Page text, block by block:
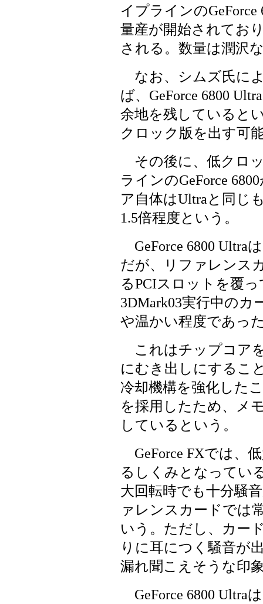
イプラインの
量産が開始されてお
される。数量は潤沢
なお、シムズ氏に
ば、GeForce 6800
余地を残していると
クロック版を出す可
その後に、低クロ
ラインのGeForce
ア自体はUltraと同じ
1.5倍程度という。
GeForce 6800 Ultra
だが、リファレンス
るPCIスロットを覆
3DMark03実行中の
や温かい程度であっ
これはチップコア
にむき出しにするこ
冷却機構を強化した
を採用したため、メ
しているという。
GeForce FXでは、
るしくみとなってい
大回転時でも十分騒
ァレンスカードでは
いう。ただし、カー
りに耳につく騒音が
漏れ聞こえそうな印
GeForce 6800 Ultra